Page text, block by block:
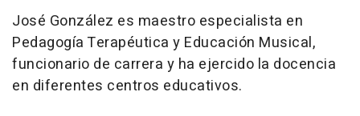
José González es maestro especialista en
Pedagogía Terapéutica y Educación Musical,
funcionario de carrera y ha ejercido la docencia
en diferentes centros educativos.